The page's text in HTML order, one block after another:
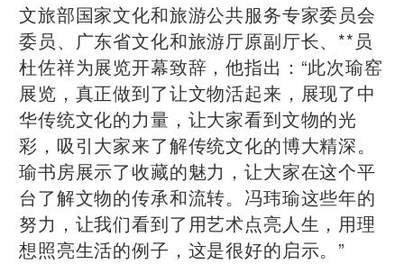
文旅部国家文化和旅游公共服务专家委员会
委员、广东省文化和旅游厅原副厅长、**员
杜佐祥为展览开幕致辞，他指出：“此次瑜窑
展览，真正做到了让文物活起来，展现了中
华传统文化的力量，让大家看到文物的光
彩，吸引大家来了解传统文化的博大精深。
瑜书房展示了收藏的魅力，让大家在这个平
台了解文物的传承和流转。冯玮瑜这些年的
努力，让我们看到了用艺术点亮人生，用理
想照亮生活的例子，这是很好的启示。”